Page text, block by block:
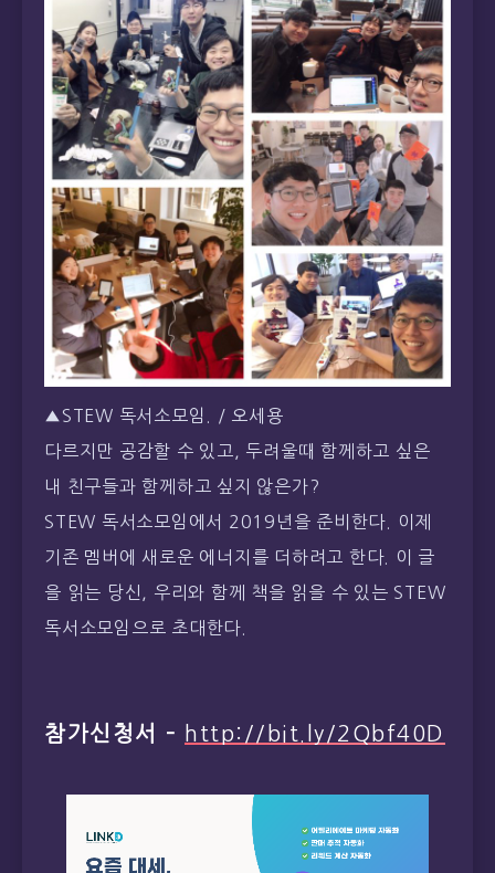
▲STEW 독서소모임. / 오세용
다르지만 공감할 수 있고, 두려울때 함께하고 싶은
내 친구들과 함께하고 싶지 않은가?
STEW 독서소모임에서 2019년을 준비한다. 이제
기존 멤버에 새로운 에너지를 더하려고 한다. 이 글
을 읽는 당신, 우리와 함께 책을 읽을 수 있는 STEW
독서소모임으로 초대한다.
참가신청서 –http://bit.ly/2Qbf40D